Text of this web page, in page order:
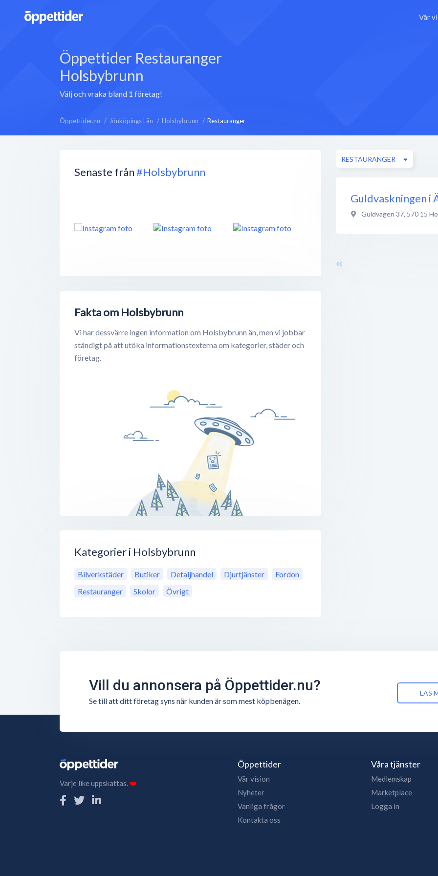
Vår
Öppettider Restauranger
Holsbybrunn
Välj och vraka bland 1 företag!
Öppettider.nu Jönköpings Län Holsbybrunn Restauranger
Senaste från#Holsbybrunn
Fakta om Holsbybrunn
Vi har dessvärre ingen information om Holsbybrunn än, men vi jobbar
ständigt på att utöka informationstexterna om kategorier, städer och
företag.
Kategorier i Holsbybrunn
Bilverkstäder Butiker Detaljhandel Djurtjänster
Fordon
Restauranger
Skolor Övrigt
RESTAURANGER
Guldvaskningen i
Guldvägen 37, 570 15
Vill du annonsera på Öppettider.nu?
Se till att ditt företag syns när kunden är som mest köpbenägen.
LÄS
Varje like uppskattas.❤️
Öppettider
Vår vision
Nyheter
Vanliga frågor
Kontakta oss
Våra tjänster
Medlemskap
Marketplace
Logga in